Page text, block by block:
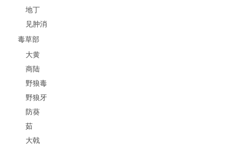
地丁
见肿消
毒草部
大黄
商陆
野狼毒
野狼牙
防葵
茹
大戟